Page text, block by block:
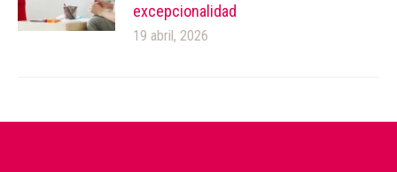
excepcionalidad
19 abril, 2026